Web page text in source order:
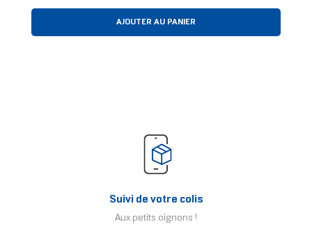
AJOUTER AU PANIER
Suivi de votre colis
Aux petits oignons !